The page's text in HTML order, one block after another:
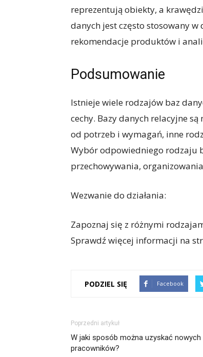
reprezentują obiekty, a
danych jest często stosowany w
rekomendacje produktów i
Podsumowanie
Istnieje wiele rodzajów baz
cechy. Bazy danych relacyjne
od potrzeb i wymagań, inne
Wybór odpowiedniego rodzaju
przechowywania,
Wezwanie do działania:
Zapoznaj się z różnymi
Sprawdź więcej informacji na
PODZIEL SIĘ Facebook
Poprzedni artykuł
W jaki sposób można uzyskać nowych
pracowników?